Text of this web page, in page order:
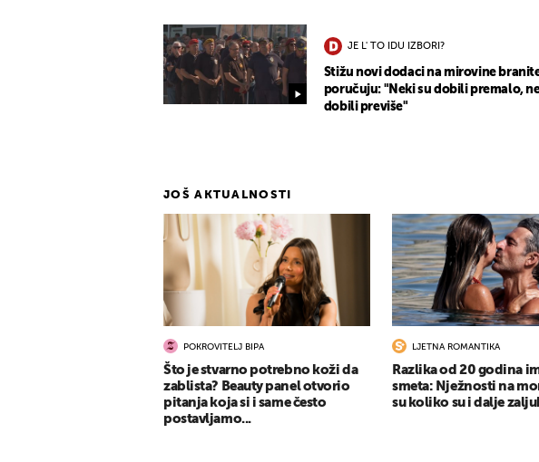
JE L' TO IDU IZBORI?
Stižu novi dodaci na mirovine
poručuju: "Neki su dobili premalo,
dobili previše"
JOŠ AKTUALNOSTI
POKROVITELJ BIPA
Što je stvarno potrebno koži da
zablista? Beauty panel otvorio
pitanja koja si i same često
postavljamo...
LJETNA ROMANTIKA
Razlika od 20 godina
smeta: Nježnosti na
su koliko su i dalje